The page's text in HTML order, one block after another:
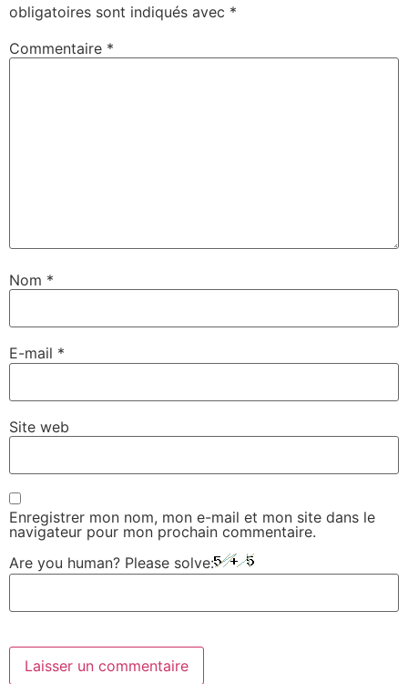
obligatoires sont indiqués avec *
Commentaire *
Nom *
E-mail *
Site web
Enregistrer mon nom, mon e-mail et mon site dans le
navigateur pour mon prochain commentaire.
Are you human? Please solve: